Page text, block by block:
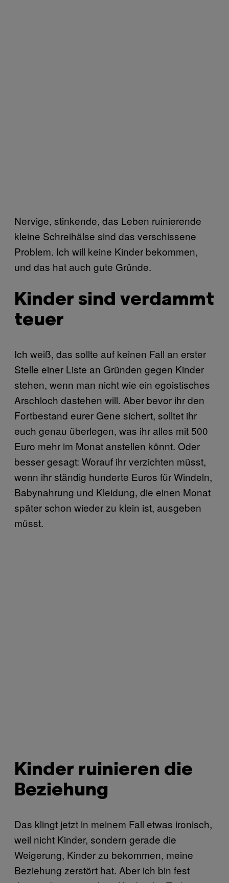
Nervige, stinkende, das Leben ruinierende
kleine Schreihälse sind das verschissene
Problem. Ich will keine Kinder bekommen,
und das hat auch gute Gründe.
Kinder sind verdammt
teuer
Ich weiß, das sollte auf keinen Fall an erster
Stelle einer Liste an Gründen gegen Kinder
stehen, wenn man nicht wie ein egoistisches
Arschloch dastehen will. Aber bevor ihr den
Fortbestand eurer Gene sichert, solltet ihr
euch genau überlegen, was ihr alles mit 500
Euro mehr im Monat anstellen könnt. Oder
besser gesagt: Worauf ihr verzichten müsst,
wenn ihr ständig hunderte Euros für Windeln,
Babynahrung und Kleidung, die einen Monat
später schon wieder zu klein ist, ausgeben
müsst.
Kinder ruinieren die
Beziehung
Das klingt jetzt in meinem Fall etwas ironisch,
weil nicht Kinder, sondern gerade die
Weigerung, Kinder zu bekommen, meine
Beziehung zerstört hat. Aber ich bin fest